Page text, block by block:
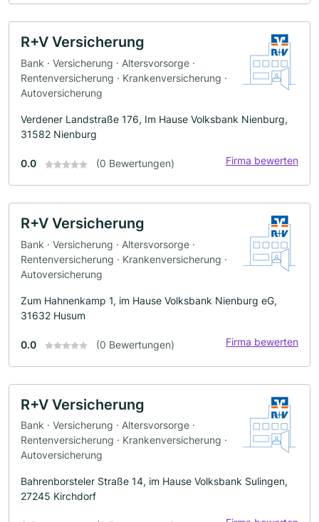
R+V Versicherung
Bank · Versicherung · Altersvorsorge ·
Rentenversicherung · Krankenversicherung ·
Autoversicherung
Verdener Landstraße 176, Im Hause Volksbank Nienburg,
31582 Nienburg
0.0 (0 Bewertungen) Firma bewerten
R+V Versicherung
Bank · Versicherung · Altersvorsorge ·
Rentenversicherung · Krankenversicherung ·
Autoversicherung
Zum Hahnenkamp 1, im Hause Volksbank Nienburg eG,
31632 Husum
0.0 (0 Bewertungen) Firma bewerten
R+V Versicherung
Bank · Versicherung · Altersvorsorge ·
Rentenversicherung · Krankenversicherung ·
Autoversicherung
Bahrenborsteler Straße 14, im Hause Volksbank Sulingen,
27245 Kirchdorf